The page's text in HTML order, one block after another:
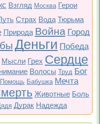
Взгляд Москва Герои
Страх Вода Тюрьма
Природа Война Город
Деньги Победа
Мысли Грех Сердце
Волосы Труд Бог
Помощь Бабушка Мечта
Животные Боль
Дурак Надежда